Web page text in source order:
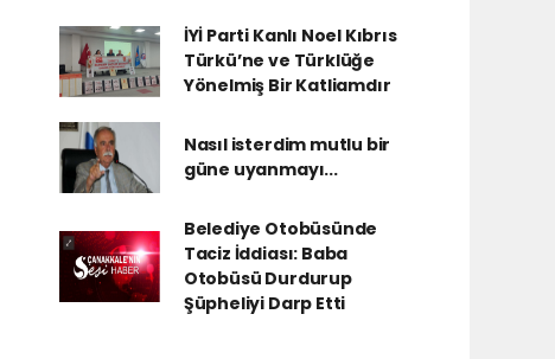
İYİ Parti Kanlı Noel Kıbrıs
Türkü’ne ve Türklüğe
Yönelmiş Bir Katliamdır
Nasıl isterdim mutlu bir
güne uyanmayı...
Belediye Otobüsünde
Taciz İddiası: Baba
Otobüsü Durdurup
Şüpheliyi Darp Etti